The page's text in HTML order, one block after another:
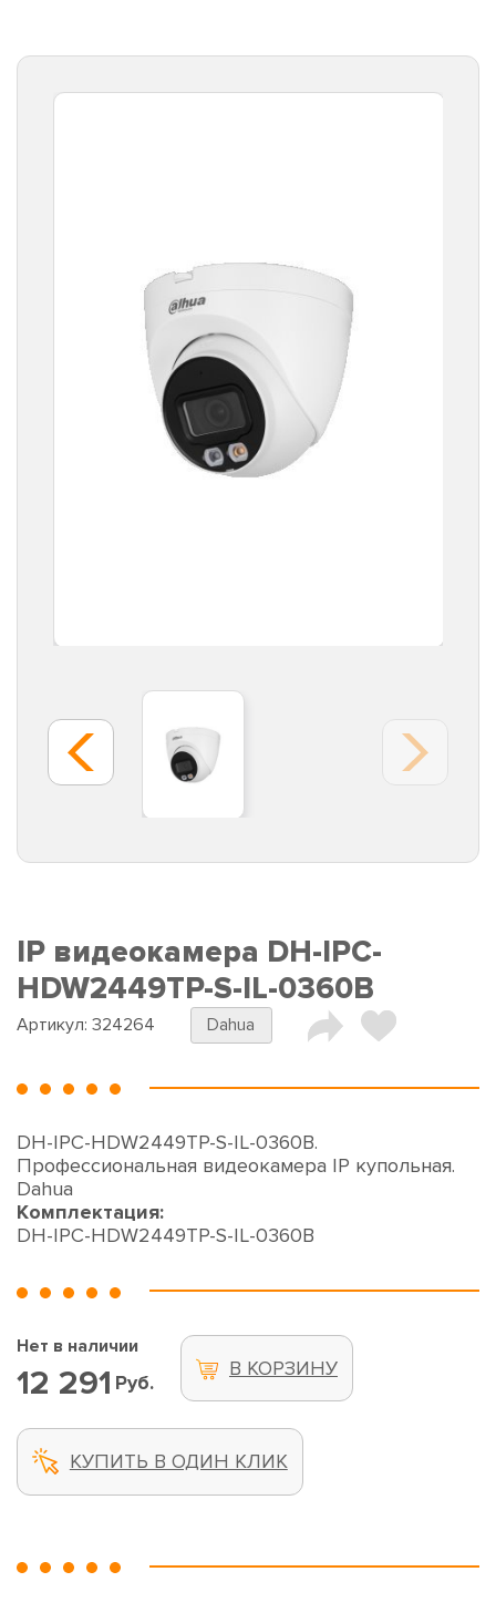
IP видеокамера DH-IPC-
HDW2449TP-S-IL-0360B
Артикул: 324264 Dahua
DH-IPC-HDW2449TP-S-IL-0360B.
Профессиональная видеокамера IP купольная.
Dahua
Комплектация:
DH-IPC-HDW2449TP-S-IL-0360B
Нет в наличии
12 291 Руб.
В КОРЗИНУ
КУПИТЬ В ОДИН КЛИК